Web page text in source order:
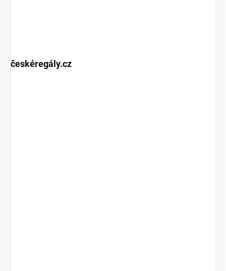
českéregály.cz